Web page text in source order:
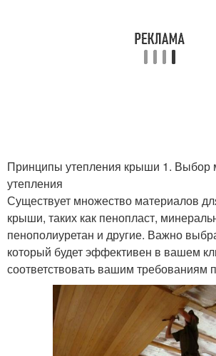
Принципы утепления крыши 1. Выбор
утепления
Существует множество материалов
крыши, таких как пенопласт,
пенополиуретан и другие. Важно
который будет эффективен в вашем
соответствовать вашим требованиям